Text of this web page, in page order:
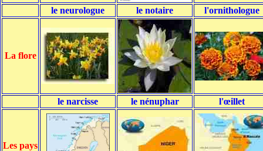
le neurologue le notaire l'ornithologue
La flore
le narcisse le nénuphar l'œillet
Les pays